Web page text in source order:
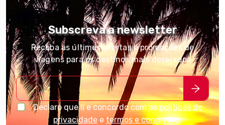
Subscreva a newsletter
Receba as últimas ofertas e promoções de
viagens para os destinos mais desejados
Declaro que li e concordo com aspolíticas de
privacidade e termos e condições.